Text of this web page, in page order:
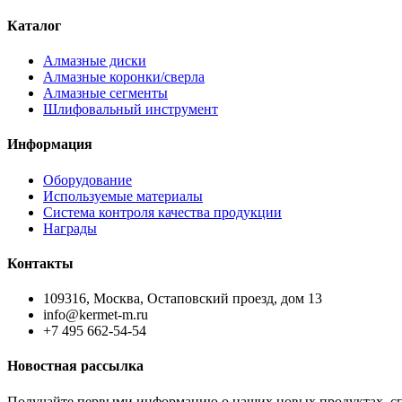
Каталог
Алмазные диски
Алмазные коронки/сверла
Алмазные сегменты
Шлифовальный инструмент
Информация
Оборудование
Используемые материалы
Система контроля качества продукции
Награды
Контакты
109316, Москва, Остаповский проезд, дом 13
info@kermet-m.ru
+7 495 662-54-54
Новостная рассылка